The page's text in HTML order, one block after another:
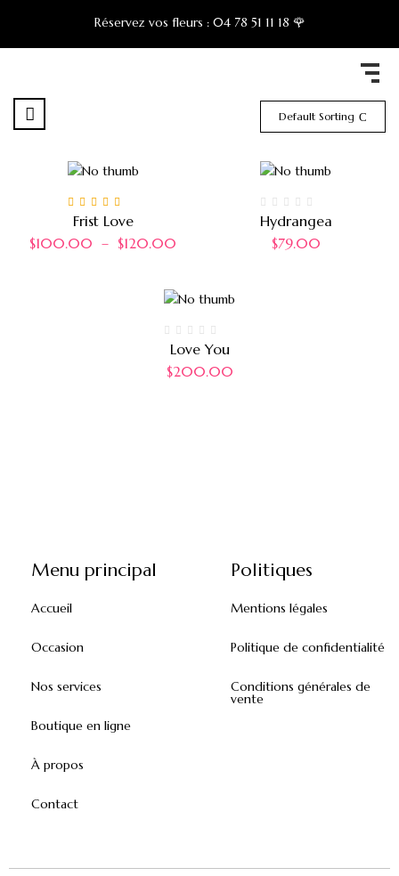
Réservez vos fleurs : 04 78 51 11 18 🌹
Default Sorting
Note5.00sur 5
Frist Love
$100.00 – $120.00
Hydrangea
$79.00
Love You
$200.00
Menu principal
Accueil
Occasion
Nos services
Boutique en ligne
À propos
Contact
Politiques
Mentions légales
Politique de confidentialité
Conditions générales de
vente